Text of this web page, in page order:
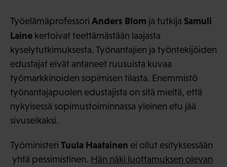
Työelämäprofessori Anders Blom ja tutkija Samuli
Laine kertoivat teettämästään laajasta
kyselytutkimuksesta. Työnantajien ja työntekijöiden
edustajat eivät antaneet ruusuista kuvaa
työmarkkinoiden sopimisen tilasta. Enemmistö
työnantajapuolen edustajista on sitä mieltä, että
nykyisessä sopimustoiminnassa yleinen etu jää
sivuseikaksi.
Työministeri Tuula Haatainen ei ollut esityksessään
yhtä pessimistinen. Hän näki luottamuksen olevan